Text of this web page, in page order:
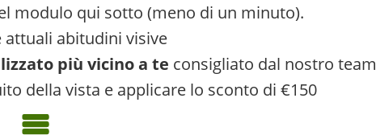
modulo qui sotto (meno di un minuto).
attuali abitudini visive
più vicino a te consigliato dal nostro
della vista e applicare lo sconto di €150